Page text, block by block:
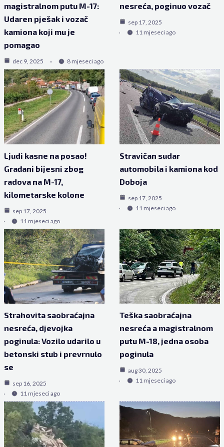
magistralnom putu M-17:
Udaren pješak i vozač
kamiona koji mu je
pomagao
dec 9, 2025 8 mjeseci ago
nesreća, poginuo vozač
sep 17, 2025
11 mjeseci ago
Ljudi kasne na posao!
Građani bijesni zbog
radova na M-17,
kilometarske kolone
sep 17, 2025
11 mjeseci ago
Stravičan sudar
automobila i kamiona kod
Doboja
sep 17, 2025
11 mjeseci ago
Strahovita saobraćajna
nesreća, djevojka
poginula: Vozilo udarilo u
betonski stub i prevrnulo
se
sep 16, 2025
11 mjeseci ago
Teška saobraćajna
nesreća a magistralnom
putu M-18, jedna osoba
poginula
aug 30, 2025
11 mjeseci ago